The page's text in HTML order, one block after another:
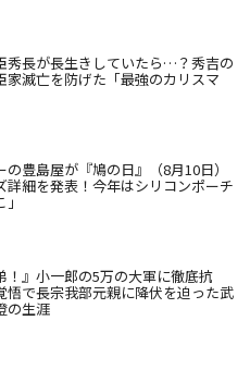
秀長が長生きしていたら…？秀吉の
家滅亡を防げた「最強のカリスマ
の豊島屋が『鳩の日』（8月10日）
詳細を発表！今年はシリコンポーチ
！』小一郎の5万の大軍に徹底抗
悟で長宗我部元親に降伏を迫った武
の生涯